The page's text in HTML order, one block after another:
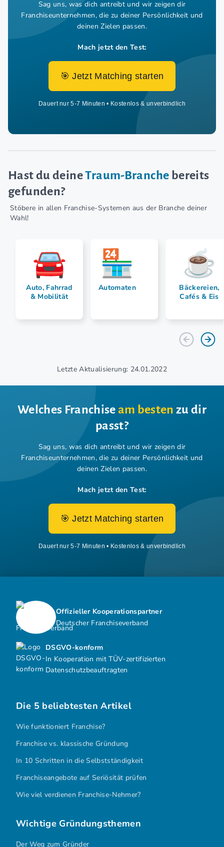
Sag uns, was dich antreibt und wir zeigen dir
Franchiseunternehmen, die zu deiner Persönlichkeit und
deinen Zielen passen.
Mach jetzt den Test:
🎯 Jetzt Matching starten
Dauert nur 5-7 Minuten • Kostenlos & unverbindlich
Hast du deineTraum-Branche bereits
gefunden?
Stöbere in allen Franchise-Systemen aus der Branche deiner
Wahl!
Auto, Fahrrad
& Mobilität
Automaten
Bäckereien,
Cafés & Eis
Letzte Aktualisierung: 24.01.2022
Welches Franchiseam besten zu dir
passt?
Sag uns, was dich antreibt und wir zeigen dir
Franchiseunternehmen, die zu deiner Persönlichkeit und
deinen Zielen passen.
Mach jetzt den Test:
🎯 Jetzt Matching starten
Dauert nur 5-7 Minuten • Kostenlos & unverbindlich
DSGVO-konform
In Kooperation mit TÜV-zertifizierten
Datenschutzbeauftragten
Offizieller Kooperationspartner
Deutscher Franchiseverband
Die 5 beliebtesten Artikel
Wie funktioniert Franchise?
Franchise vs. klassische Gründung
In 10 Schritten in die Selbstständigkeit
Franchiseangebote auf Seriösität prüfen
Wie viel verdienen Franchise-Nehmer?
Wichtige Gründungsthemen
Der Weg zum Gründer